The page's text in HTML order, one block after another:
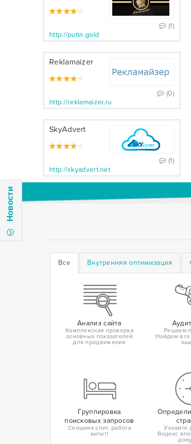
Новости
(1)
http://putin.gold
Reklamaizer
(0)
http://reklamaizer.ru
SkyAdvert
(1)
http://skyadvert.net
Все Внутренняя оптимизация
Анализ сайта
Комплексная проверка
основных показателей
для продвижения
Решаем
Найдем все
Группировка
поисковых запросов
Сеошник спит, работа
кипит!
Узнайте
Яндекс